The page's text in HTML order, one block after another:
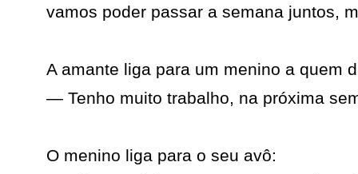
vamos poder passar a semana juntos,
A amante liga para um menino a quem
— Tenho muito trabalho, na próxima
O menino liga para o seu avô: